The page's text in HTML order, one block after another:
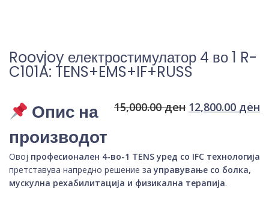
Roovjoy електростимулатор 4 во 1 R-
C101A: TENS+EMS+IF+RUSS
15,000.00ден 12,800.00 ден
Опис на
производот
Овој професионален 4-во-1 TENS уред со IFC технологија
претставува напредно решение зауправување со болка,
мускулна рехабилитација и физикална терапија.